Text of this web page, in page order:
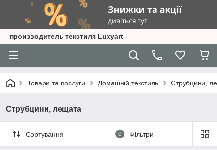
производитель текстиля Luxyart
Товари та послуги Домашній текстиль Струбцини,
Струбцини, лещата
Сортування 0 Фільтри